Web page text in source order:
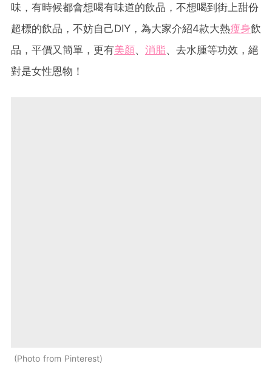
味，有時候都會想喝有味道的飲品，不想喝到街上甜份
超標的飲品，不妨自己DIY，為大家介紹4款大熱瘦身飲
品，平價又簡單，更有美顏、 消脂、去水腫等功效，絕
對是女性恩物！
Photo from Pinterest